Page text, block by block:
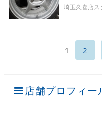
埼玉久喜店ス
1 2
店舗プロフィー